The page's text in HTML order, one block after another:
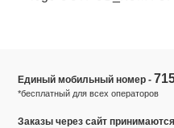
Единый мобильный номер -
*бесплатный для всех операторов
Заказы через сайт